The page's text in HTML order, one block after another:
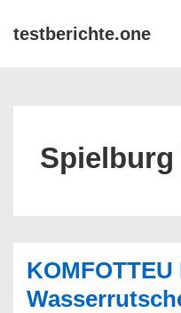
Zumtestberichte.one
Spielburg